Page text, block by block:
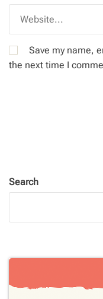
Save my name,
the next time I
Search